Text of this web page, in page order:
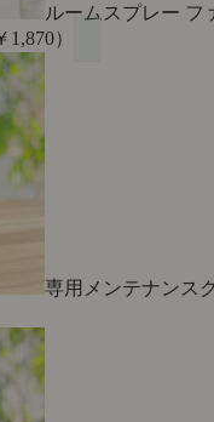
ルームスプレー フ
）
専用メンテナンス